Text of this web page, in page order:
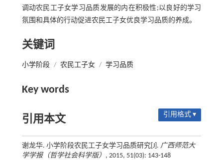
调动农民工子女学习品质发展的内在积极性;以良好的学习
氛围和具体的行动促进农民工子女优良学习品质的养成。
关键词
小学阶段 / 农民工子女 / 学习品质
Key words
引用本文 引用格式 ▾
谢龙华. 小学阶段农民工子女学习品质研究[J]. 广西师范大
学学报（哲学社会科学版） , 2015, 51(03): 143-148